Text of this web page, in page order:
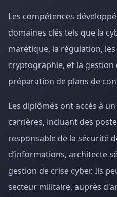
Les compétences
domaines clés tels que la
marétique, la régulation,
cryptographie, et la gestion
préparation de plans de
Les diplômés ont accès à
carrières, incluant des
responsable de la sécurité
d’informations, architecte
gestion de crise cyber. Ils
secteur militaire, auprès